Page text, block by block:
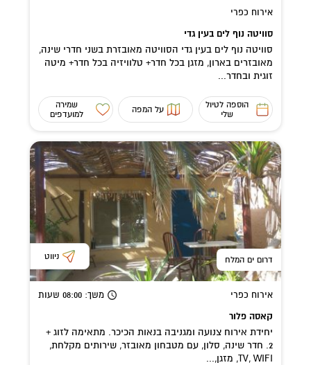
אירוח כפרי
סוויטה נוף לים בעין גדי
סוויטה נוף לים בעין גדי הסוויטה מאובזרת בשני חדרי שינה,
מאובזרים בארון, מזגן בכל חדר+ טלוויזיה בכל חדר+ מיטה
זוגית ובחדר...
הוספה לטיול
שלי
על המפה
שמירה
למועדפים
דרום ים המלח ניווט
אירוח כפרי משך: 08:00 שעות
קאסה פלור
יחידת אירוח צנועה ומגניבה בנאות הכיכר. מתאימה לזוג +
2. חדר שינה, סלון, עם מטבחון מאובזר, שירותים מקלחת,
TV, WIFI, מזגן,...